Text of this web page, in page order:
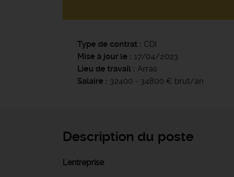
Type de contrat
CDI
Mise à jour le
17/04/2023
Lieu de travail
Arras
Salaire
32400 - 34800 € brut/an
Description du poste
L'entreprise